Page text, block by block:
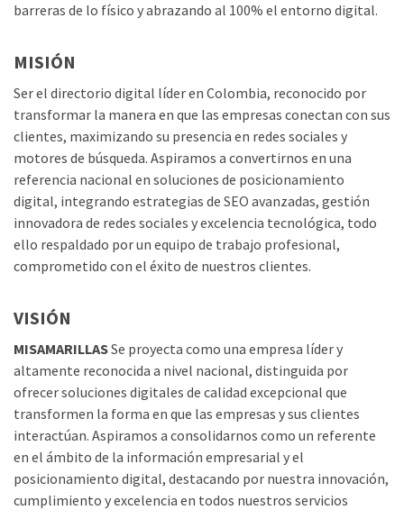
barreras de lo físico y abrazando al 100% el entorno digital.
MISIÓN
Ser el directorio digital líder en Colombia, reconocido por
transformar la manera en que las empresas conectan con sus
clientes, maximizando su presencia en redes sociales y
motores de búsqueda. Aspiramos a convertirnos en una
referencia nacional en soluciones de posicionamiento
digital, integrando estrategias de SEO avanzadas, gestión
innovadora de redes sociales y excelencia tecnológica, todo
ello respaldado por un equipo de trabajo profesional,
comprometido con el éxito de nuestros clientes.
VISIÓN
MISAMARILLASSe proyecta como una empresa líder y
altamente reconocida a nivel nacional, distinguida por
ofrecer soluciones digitales de calidad excepcional que
transformen la forma en que las empresas y sus clientes
interactúan. Aspiramos a consolidarnos como un referente
en el ámbito de la información empresarial y el
posicionamiento digital, destacando por nuestra innovación,
cumplimiento y excelencia en todos nuestros servicios